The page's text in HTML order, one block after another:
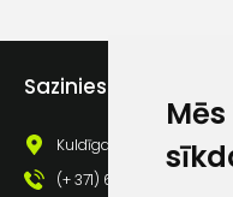
Sazinies ar mums
Kuldīgas iela 69a,
(+ 371) 63 881 186